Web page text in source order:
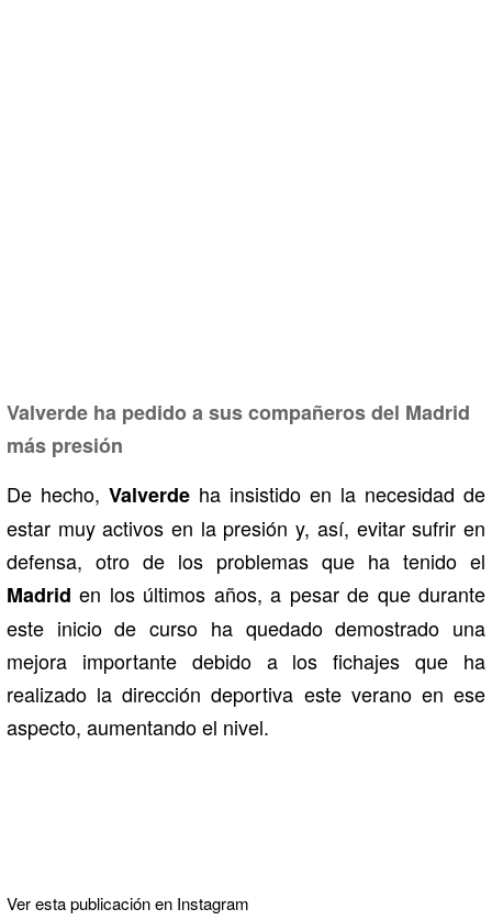
Valverde ha pedido a sus compañeros del Madrid
más presión
De hecho, Valverde ha insistido en la necesidad de
estar muy activos en la presión y, así, evitar sufrir en
defensa, otro de los problemas que ha tenido el
Madriden los últimos años, a pesar de que durante
este inicio de curso ha quedado demostrado una
mejora importante debido a los fichajes que ha
realizado la dirección deportiva este verano en ese
aspecto, aumentando el nivel.
Ver esta publicación en Instagram